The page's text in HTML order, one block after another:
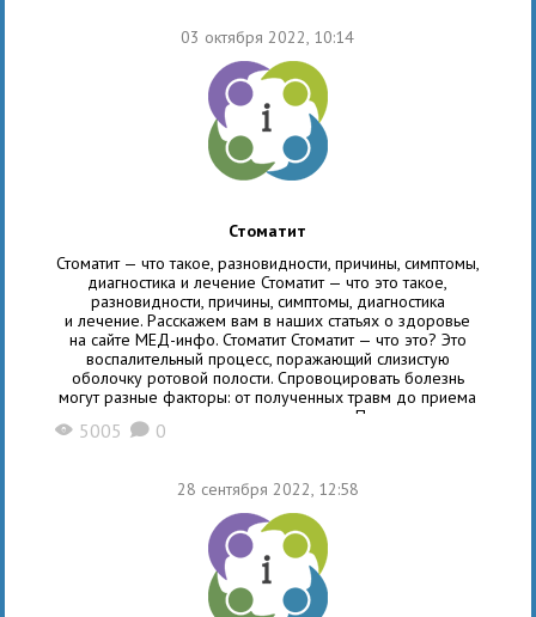
03 октября 2022, 10:14
Стоматит
Стоматит — что такое, разновидности, причины, симптомы,
диагностика и лечение Стоматит — что это такое,
разновидности, причины, симптомы, диагностика
и лечение. Расскажем вам в наших статьях о здоровье
на сайте МЕД-инфо. Стоматит Стоматит — что это? Это
воспалительный процесс, поражающий слизистую
оболочку ротовой полости. Спровоцировать болезнь
могут разные факторы: от полученных травм до приема
ряда лекарственных препаратов. Патология
сопровождается образованием язвочек на слизистой,
а также
X 5005 K 0
28 сентября 2022, 12:58